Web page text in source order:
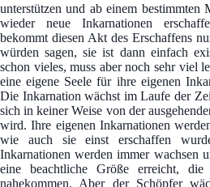
unterstützen und ab einem bestimmten
wieder neue Inkarnationen
bekommt diesen Akt des Erschaffens
würden sagen, sie ist dann einfach
schon vieles, muss aber noch sehr viel
eine eigene Seele für ihre eigenen
Die Inkarnation wächst im Laufe der
sich in keiner Weise von der
wird. Ihre eigenen Inkarnationen
wie auch sie einst erschaffen
Inkarnationen werden immer wachsen
eine beachtliche Größe erreicht,
nahekommen. Aber der Schöpfer